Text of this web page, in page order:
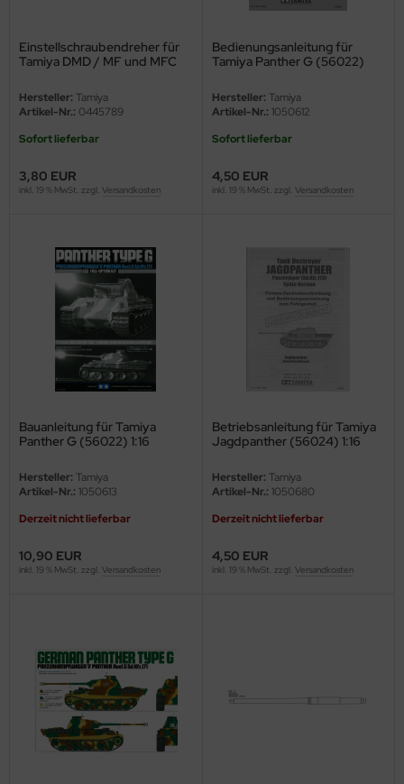
Einstellschraubendreher für
Tamiya DMD / MF und MFC
Hersteller: Tamiya
Artikel-Nr.: 0445789
Sofort lieferbar
3,80 EUR
inkl. 19 % MwSt. zzgl. Versandkosten
Bedienungsanleitung für
Tamiya Panther G (56022)
Hersteller: Tamiya
Artikel-Nr.: 1050612
Sofort lieferbar
4,50 EUR
inkl. 19 % MwSt. zzgl. Versandkosten
Bauanleitung für Tamiya
Panther G (56022) 1:16
Hersteller: Tamiya
Artikel-Nr.: 1050613
Derzeit nicht lieferbar
10,90 EUR
inkl. 19 % MwSt. zzgl. Versandkosten
Betriebsanleitung für Tamiya
Jagdpanther (56024) 1:16
Hersteller: Tamiya
Artikel-Nr.: 1050680
Derzeit nicht lieferbar
4,50 EUR
inkl. 19 % MwSt. zzgl. Versandkosten
Hobby
Hobbies
Model
Field Model
Kits
Art
Decals